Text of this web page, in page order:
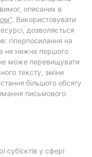
описаних в
. Використовувати
дозволяється
гіперпосилання на
не нижче першого
може перевищувати
тексту, зміни
більшого обсягу
письмового
суб’єктів у сфері